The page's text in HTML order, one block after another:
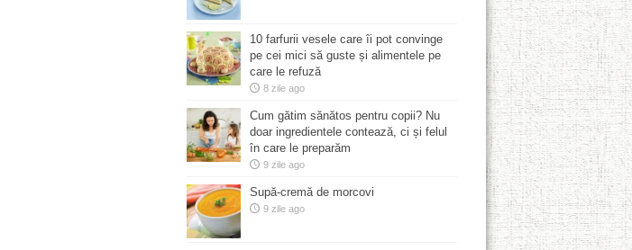
10 farfurii vesele care îi pot convinge
pe cei mici să guste și alimentele pe
care le refuză
8 zile ago
Cum gătim sănătos pentru copii? Nu
doar ingredientele contează, ci și felul
în care le preparăm
9 zile ago
Supă-cremă de morcovi
9 zile ago